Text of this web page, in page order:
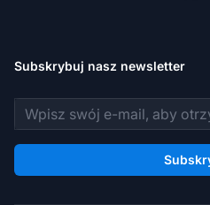
Subskrybuj nasz newsletter
Adres e-mail